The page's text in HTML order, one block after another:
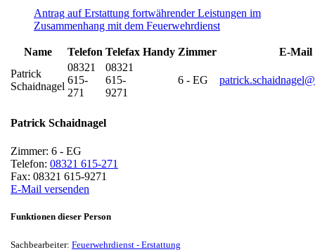
Antrag auf Erstattung fortwährender Leistungen im
Zusammenhang mit dem Feuerwehrdienst
Name Telefon Telefax Handy Zimmer
E-Mail
Patrick
Schaidnagel
08321
615-
271
08321
615-
9271
6 - EG
Patrick Schaidnagel
Zimmer: 6 - EG
Telefon: 08321 615-271
Fax: 08321 615-9271
E-Mail versenden
Funktionen dieser Person
Sachbearbeiter: Feuerwehrdienst - Erstattung